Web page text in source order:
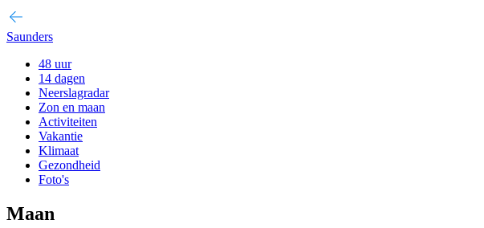
Saunders
48 uur
14 dagen
Neerslagradar
Zon en maan
Activiteiten
Vakantie
Klimaat
Gezondheid
Foto's
Maan